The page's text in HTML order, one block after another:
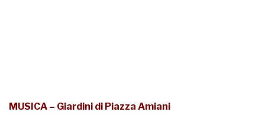
MUSI CA – Giardini di Piazza Amiani